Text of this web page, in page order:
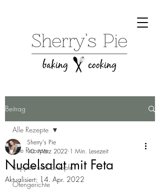
Beitrag
Alle Rezepte
Suppen und Eintöpfe
Ofengerichte
Alle Rezepte
Nudelsalat mit Feta
Sherry's Pie
10. März 2022 1 Min. Lesezeit
Aktualisiert: 14. Apr. 2022